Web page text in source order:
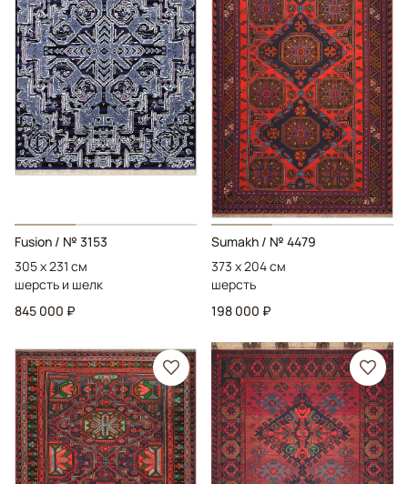
Fusion / № 3153
305 x 231 см
шерсть и шелк
845 000 ₽
Sumakh / № 4479
373 x 204 см
шерсть
198 000 ₽